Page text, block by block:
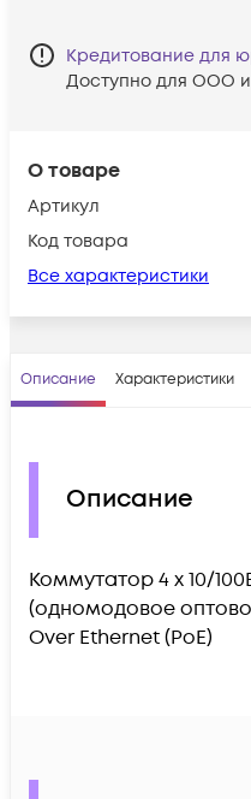
О товаре
Артикул
Код товара
Все характеристики
Кредитование для
Доступно для ООО
Описание Характеристики
Описание
Коммутатор 4 x 10/
(одномодовое
Over Ethernet (PoE)